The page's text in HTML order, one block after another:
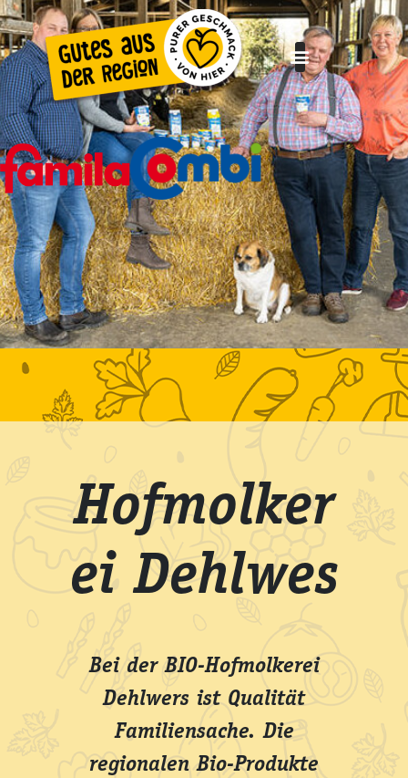
Hofmolker
ei Dehlwes
Bei der BIO-Hofmolkerei
Dehlwers ist Qualität
Familiensache. Die
regionalen Bio-Produkte